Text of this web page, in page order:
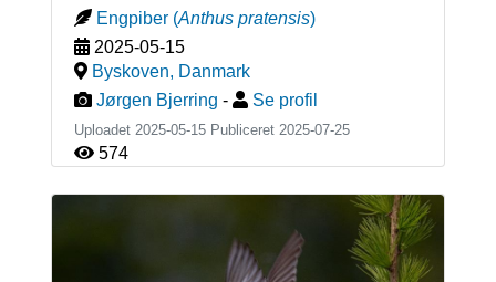
Engpiber (Anthus pratensis)
2025-05-15
Byskoven, Danmark
Jørgen Bjerring - Se profil
Uploadet 2025-05-15 Publiceret 2025-07-25
574